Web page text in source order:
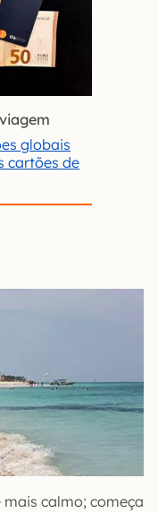
globais
cartões de
mais calmo; começa